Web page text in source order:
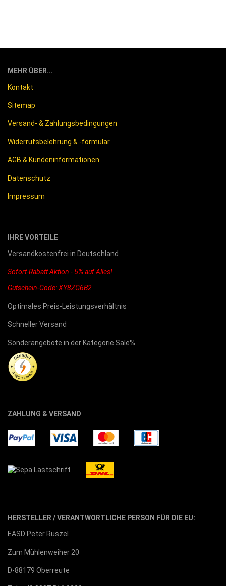
MEHR ÜBER...
Kontakt
Sitemap
Versand- & Zahlungsbedingungen
Widerrufsbelehrung & -formular
AGB & Kundeninformationen
Datenschutz
Impressum
IHRE VORTEILE
Versandkostenfrei in Deutschland
Sofort-Rabatt Aktion - 5% auf Alles!
Gutschein-Code: XY8ZG6B2
Optimales Preis-Leistungsverhältnis
Schneller Versand
Sonderangebote in der Kategorie Sale%
ZAHLUNG & VERSAND
HERSTELLER / VERANTWORTLICHE PERSON FÜR DIE EU:
EASD Peter Ruszel
Zum Mühlenweiher 20
D-88179 Oberreute